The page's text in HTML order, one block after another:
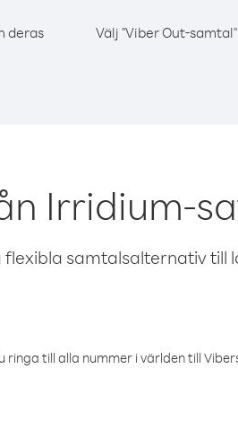
deras
Välj "Viber Out-
Irridium-
samtalsalternativ till
till alla nummer i världen till